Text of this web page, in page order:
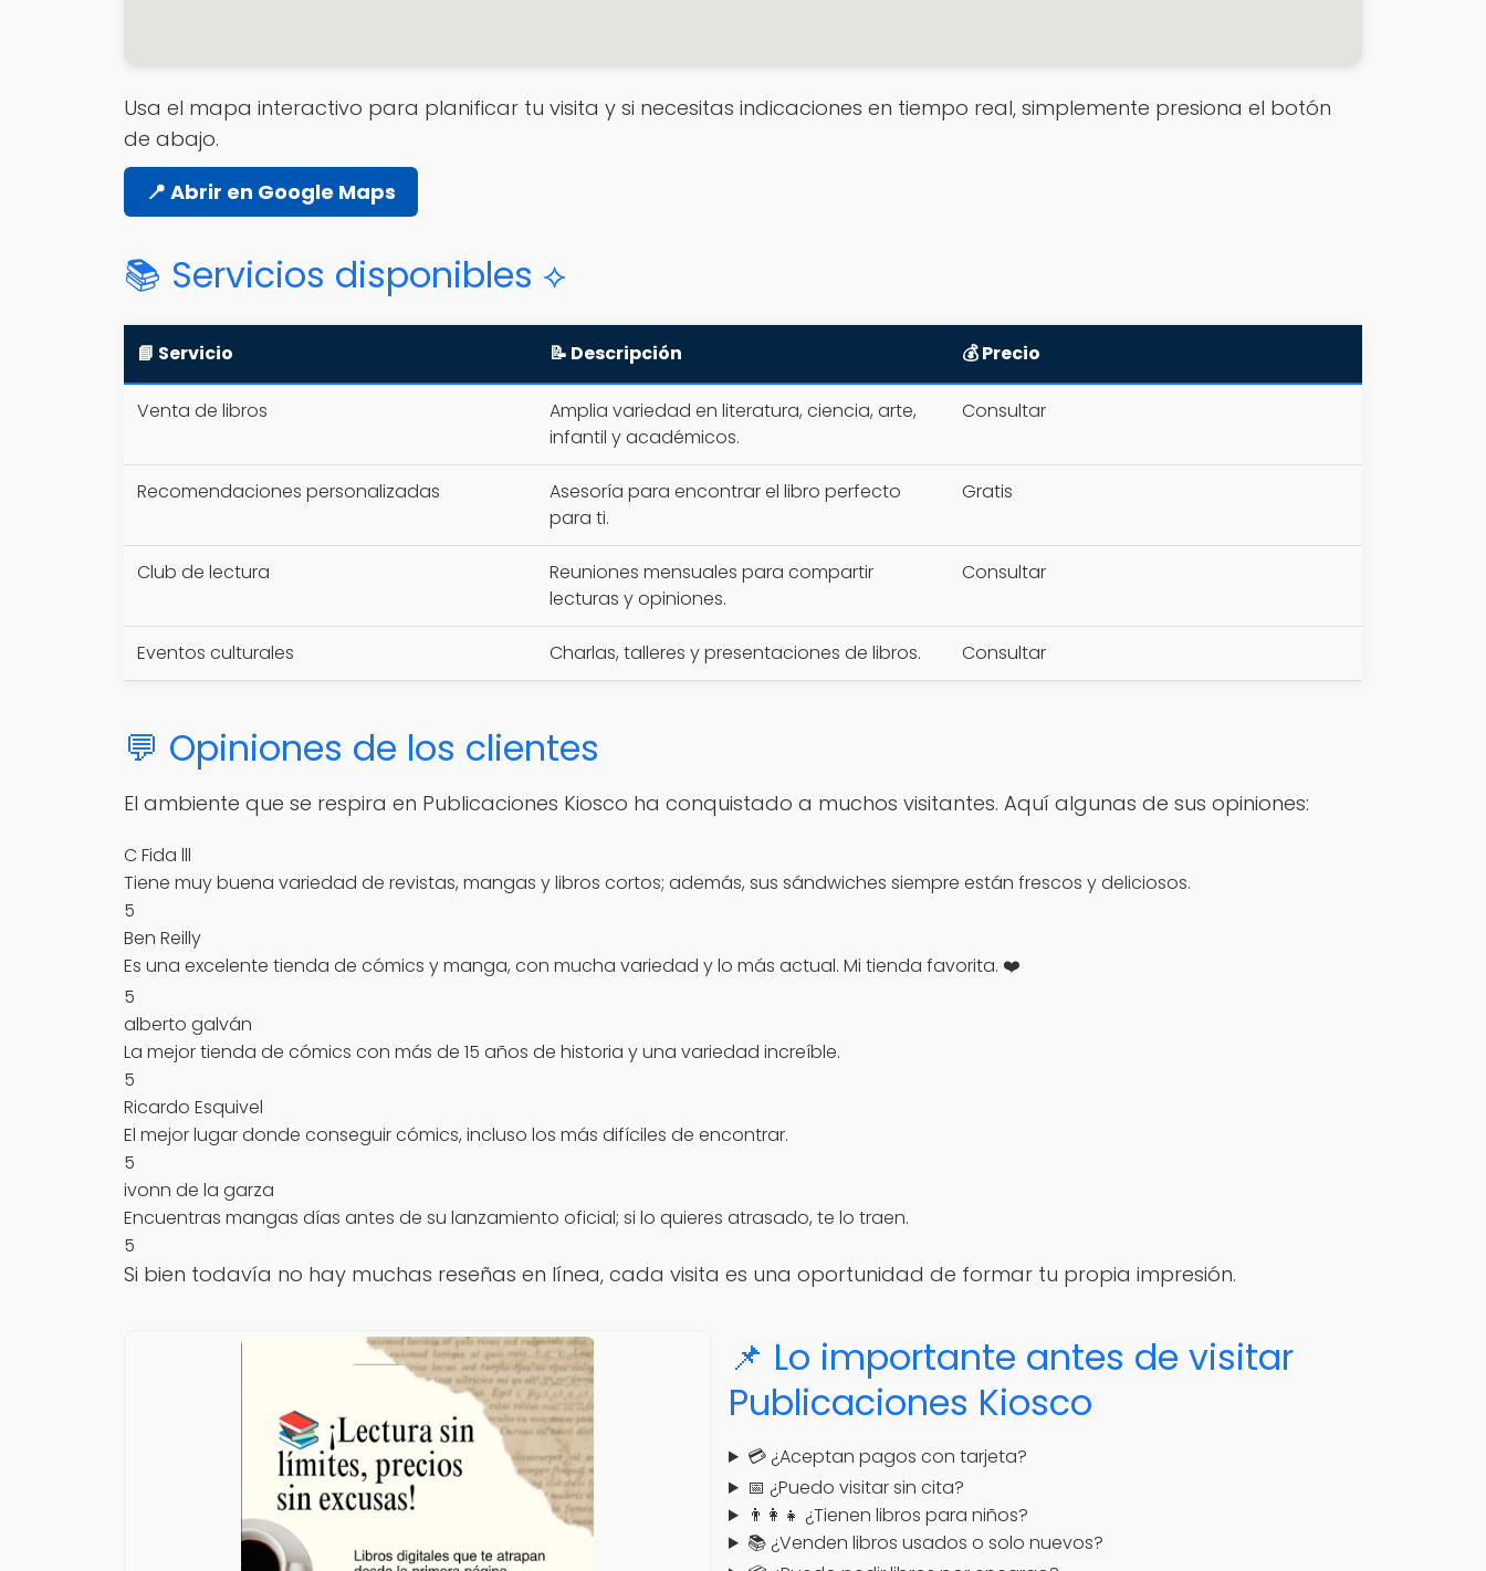
Usa el mapa interactivo para planificar tu visita y si necesitas indicaciones en tiempo real, simplemente presiona el botón
de abajo.
📍 Abrir en Google Maps
📚 Servicios disponibles ⟡
📘 Servicio 📝 Descripción 💰 Precio
Venta de libros
Amplia variedad en literatura, ciencia, arte,
infantil y académicos.
Consultar
Recomendaciones personalizadas
Asesoría para encontrar el libro perfecto
para ti.
Gratis
Club de lectura
Reuniones mensuales para compartir
lecturas y opiniones.
Consultar
Eventos culturales Charlas, talleres y presentaciones de libros. Consultar
💬 Opiniones de los clientes
El ambiente que se respira en Publicaciones Kiosco ha conquistado a muchos visitantes. Aquí algunas de sus opiniones:
C Fida lll
Tiene muy buena variedad de revistas, mangas y libros cortos; además, sus sándwiches siempre están frescos y deliciosos.
5
Ben Reilly
Es una excelente tienda de cómics y manga, con mucha variedad y lo más actual. Mi tienda favorita. ❤️
5
alberto galván
La mejor tienda de cómics con más de 15 años de historia y una variedad increíble.
5
Ricardo Esquivel
El mejor lugar donde conseguir cómics, incluso los más difíciles de encontrar.
5
ivonn de la garza
Encuentras mangas días antes de su lanzamiento oficial; si lo quieres atrasado, te lo traen.
5
Si bien todavía no hay muchas reseñas en línea, cada visita es una oportunidad de formar tu propia impresión.
📌 Lo importante antes de visitar
Publicaciones Kiosco
💳 ¿Aceptan pagos con tarjeta?
📅 ¿Puedo visitar sin cita?
👨‍👩‍👧 ¿Tienen libros para niños?
📚 ¿Venden libros usados o solo nuevos?